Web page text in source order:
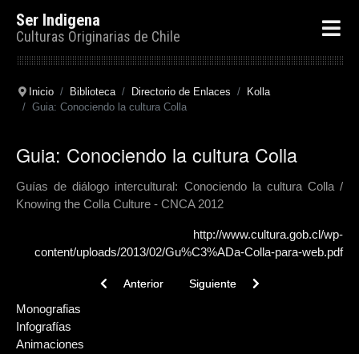
Ser Indigena
Culturas Originarias de Chile
Inicio Biblioteca Directorio de Enlaces
Kolla
Guia: Conociendo la cultura Colla
Guia: Conociendo la cultura Colla
Guías de diálogo intercultural: Conociendo la cultura Colla /
Knowing the Colla Culture - CNCA 2012
http://www.cultura.gob.cl/wp-
content/uploads/2013/02/Gu%C3%ADa-Colla-para-web.pdf
Previous article: Tesis: Los Collas de Atacama:
Anterior Next article: Libro: Colla
Siguiente
Monografias
Infografías
Animaciones